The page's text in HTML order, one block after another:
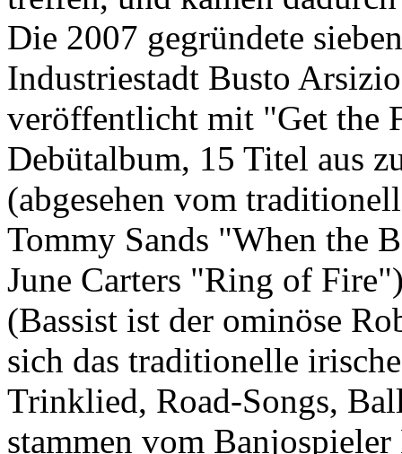
Die 2007 gegründete
Industriestadt Busto
veröffentlicht mit "Get the
Debütalbum, 15 Titel aus
(abgesehen vom
Tommy Sands "When the
June Carters "Ring of
(Bassist ist der ominöse
sich das traditionelle
Trinklied, Road-Songs,
stammen vom